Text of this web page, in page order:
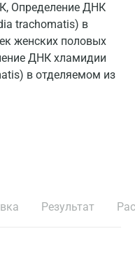
Определение ДНК
trachomatis) в
женских половых
ДНК хламидии
в отделяемом из
Результат